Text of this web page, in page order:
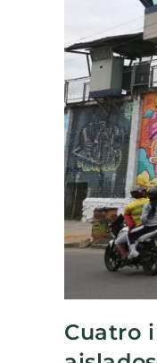
Cuatro